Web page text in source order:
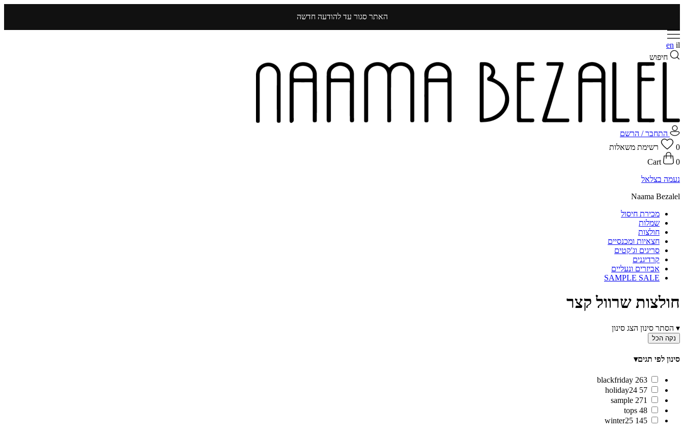
האתר סגור עד להודעה חדשה
en il
חיפוש
התחבר / הרשם
0
רשימת משאלות
0
Cart
נעמה בצלאל
Naama Bezalel
מכירת חיסול
שמלות
חולצות
חצאיות ומכנסיים
סריגים וג'קטים
קרדיגנים
אביזרים ונעליים
SAMPLE SALE
חולצות שרוול קצר
▾ הסתר סינון הצג סינון
נקה הכל
סינון לפי תגים▾
blackfriday 263
holiday24 57
sample 271
tops 48
winter25 145